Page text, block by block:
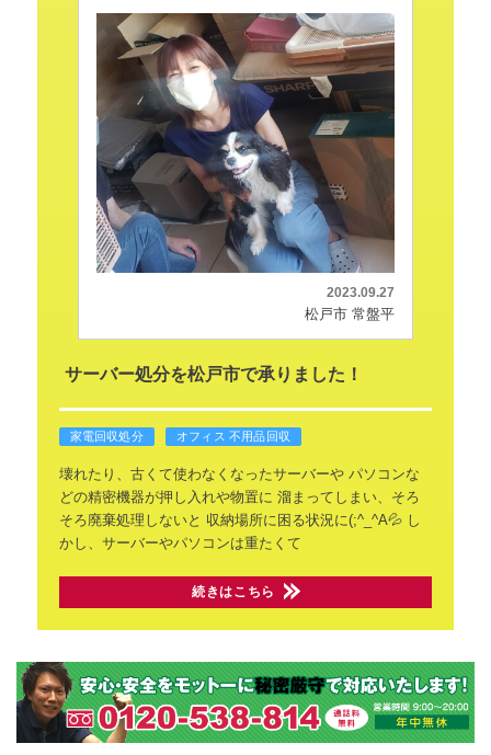
2023.09.27
松戸市 常盤平
サーバー処分を松戸市で承りました！
家電回収処分 オフィス 不用品回収
壊れたり、古くて使わなくなったサーバーやパソコンな
どの精密機器が押し入れや物置に 溜まってしまい、そろ
そろ廃棄処理しないと 収納場所に困る状況に(;^_^A💦 し
かし、サーバーやパソコンは重たくて
続きはこちら